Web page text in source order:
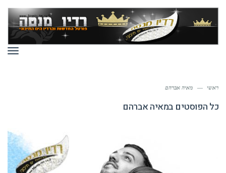
ראשי — מאיה אברהם
כל הפוסטים במאיה אברהם